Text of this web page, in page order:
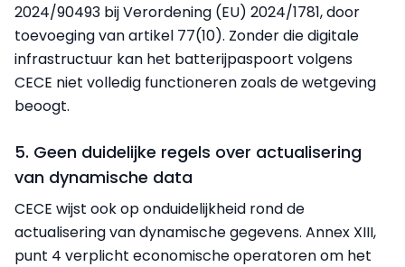
2024/90493 bij Verordening (EU) 2024/1781, door
toevoeging van artikel 77(10). Zonder die digitale
infrastructuur kan het batterijpaspoort volgens
CECE niet volledig functioneren zoals de wetgeving
beoogt.
5. Geen duidelijke regels over actualisering
van dynamische data
CECE wijst ook op onduidelijkheid rond de
actualisering van dynamische gegevens. Annex XIII,
punt 4 verplicht economische operatoren om het